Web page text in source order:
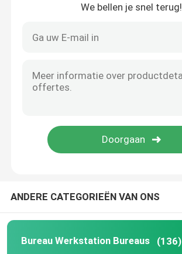
Receptie kantoor
We bellen je snel terug!
ANDERE CATEGORIEËN VAN ONS
Bureau Werkstation Bureaus (136)